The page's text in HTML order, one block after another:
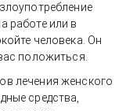
работе или в
человека. Он
положиться.
лечения женского
средства,